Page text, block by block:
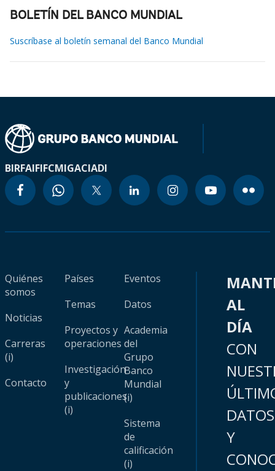
BOLETÍN DEL BANCO MUNDIAL
Suscríbase al boletín semanal del Banco Mundial
BIRFAIFIFCMIGACIADI
Quiénes
somos
Noticias
Carreras
(i)
Contacto
Países
Temas
Proyectos y
operaciones
Investigación
y
publicaciones
(i)
Eventos
Datos
Academia
del
Grupo
Banco
Mundial
(i)
Sistema
de
calificación
(i)
AL
DÍA
CON
DATOS
Y